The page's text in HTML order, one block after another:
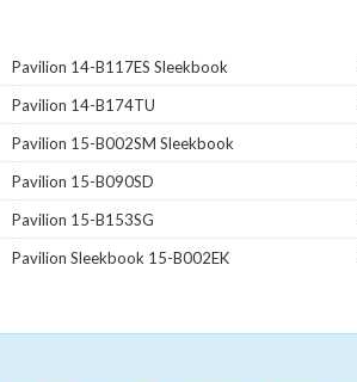
Pavilion 14-B117ES Sleekbook
Pavilion 14-B174TU
Pavilion 15-B002SM Sleekbook
Pavilion 15-B090SD
Pavilion 15-B153SG
Pavilion Sleekbook 15-B002EK